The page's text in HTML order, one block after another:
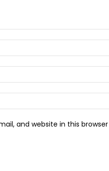
and website in this